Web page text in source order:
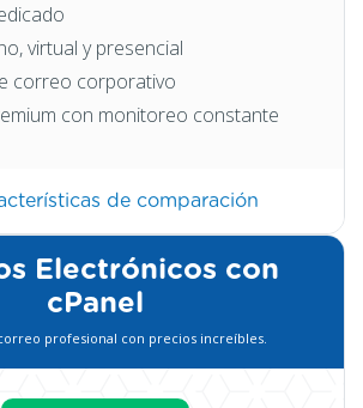
virtual y presencial
correo corporativo
con monitoreo constante
de comparación
Electrónicos con
cPanel
profesional con precios increíbles.